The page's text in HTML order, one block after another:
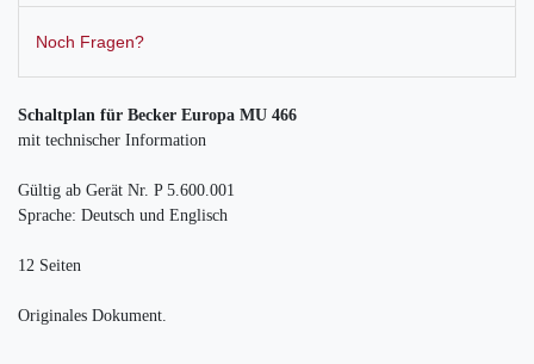
Noch Fragen?
Schaltplan für Becker Europa MU 466
mit technischer Information
Gültig ab Gerät Nr. P 5.600.001
Sprache: Deutsch und Englisch
12 Seiten
Originales Dokument.